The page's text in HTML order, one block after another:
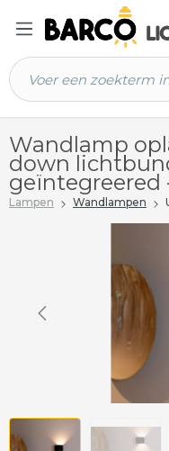
hoofdinhoud
Wandlamp
down
geïntegreered
Lampen Wandlampen